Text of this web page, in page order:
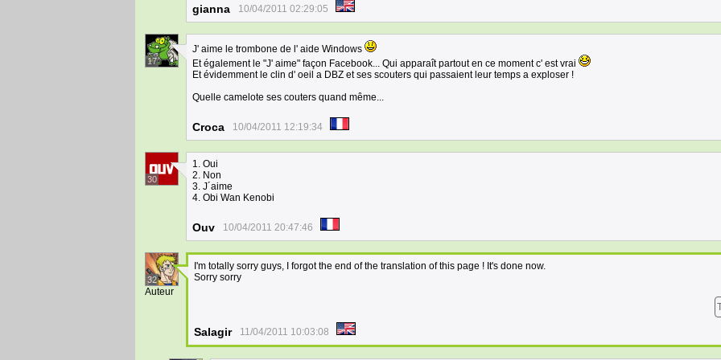
gianna 10/04/2011 02:29:05
17
J' aime le trombone de l' aide Windows
Et également le "J' aime" façon Facebook... Qui apparaît partout en ce moment c' est vrai
Et évidemment le clin d' oeil a DBZ et ses scouters qui passaient leur temps a exploser !
Quelle camelote ses couters quand même...
Croca 10/04/2011 12:19:34
30
1. Oui
2. Non
3. J´aime
4. Obi Wan Kenobi
Ouv 10/04/2011 20:47:46
32
Auteur
I'm totally sorry guys, I forgot the end of the translation of this page ! It's done now.
Sorry sorry
Salagir 11/04/2011 10:03:08